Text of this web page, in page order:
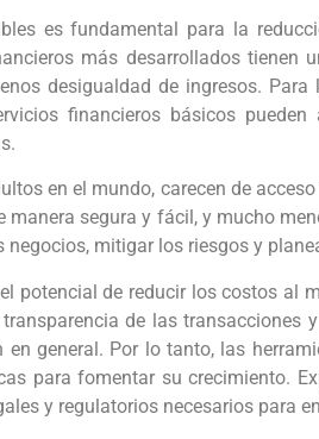
es fundamental para la
más desarrollados tienen
desigualdad de ingresos.
financieros básicos pueden
en el mundo, carecen de
segura y fácil, y mucho
mitigar los riesgos y
potencial de reducir los costos al
de las transacciones
general. Por lo tanto, las
para fomentar su crecimiento.
y regulatorios necesarios para